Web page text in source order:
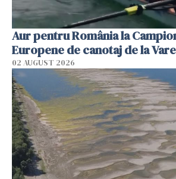
Aur pentru România la
Europene de canotaj de la
02 AUGUST 2026